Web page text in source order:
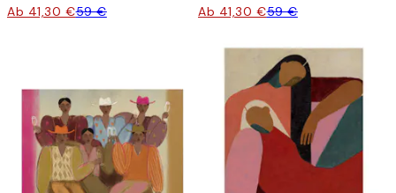
Ab 41,30 €59 € Ab 41,30 €59 €